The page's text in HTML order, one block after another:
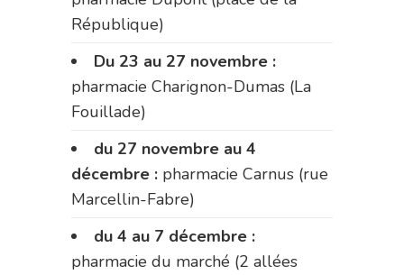
République)
Du 23 au 27 novembre :
pharmacie Charignon-Dumas (La
Fouillade)
du 27 novembre au 4
décembre : pharmacie Carnus (rue
Marcellin-Fabre)
du 4 au 7 décembre :
pharmacie du marché (2 allées